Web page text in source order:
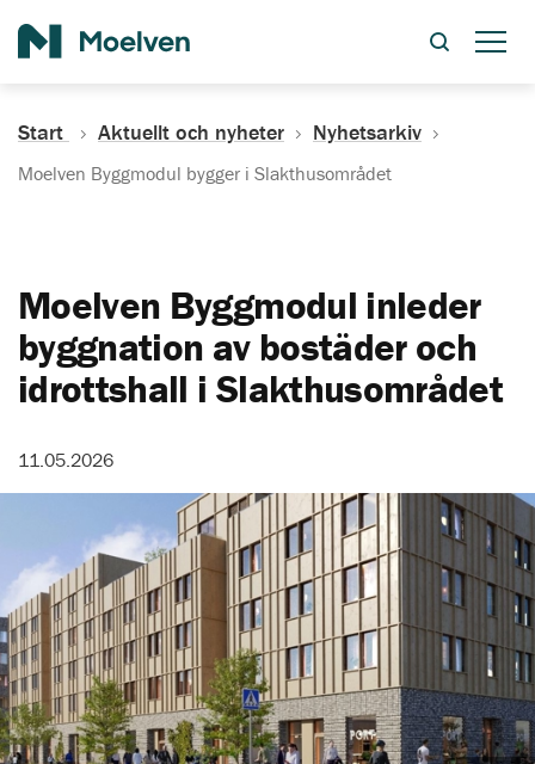
Start Aktuellt och nyheter Nyhetsarkiv
Moelven Byggmodul bygger i Slakthusområdet
Moelven Byggmodul inleder
byggnation av bostäder och
idrottshall i Slakthusområdet
11.05.2026